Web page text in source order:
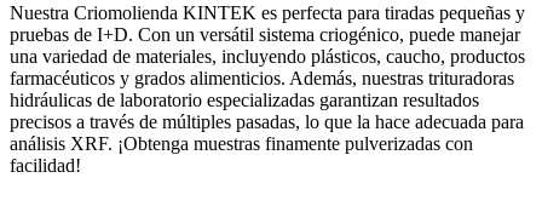
Nuestra Criomolienda KINTEK es perfecta para tiradas pequeñas y
pruebas de I+D. Con un versátil sistema criogénico, puede manejar
una variedad de materiales, incluyendo plásticos, caucho, productos
farmacéuticos y grados alimenticios. Además, nuestras trituradoras
hidráulicas de laboratorio especializadas garantizan resultados
precisos a través de múltiples pasadas, lo que la hace adecuada para
análisis XRF. ¡Obtenga muestras finamente pulverizadas con
facilidad!